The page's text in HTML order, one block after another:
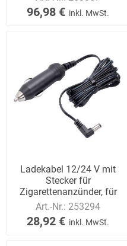
96,98 € inkl. MwSt.
Ladekabel 12/24 V mit
Stecker für
Zigarettenanzünder, für
Ladeschale WOLF
Art.-Nr.: 253294
28,92 € inkl. MwSt.